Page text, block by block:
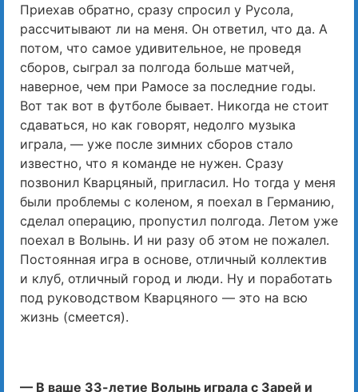
Приехав обратно, сразу спросил у Русола,
рассчитывают ли на меня. Он ответил, что да. А
потом, что самое удивительное, не проведя
сборов, сыграл за полгода больше матчей,
наверное, чем при Рамосе за последние годы.
Вот так вот в футболе бывает. Никогда не стоит
сдаваться, но как говорят, недолго музыка
играла, — уже после зимних сборов стало
известно, что я команде не нужен. Сразу
позвонил Кварцяный, пригласил. Но тогда у меня
были проблемы с коленом, я поехал в Германию,
сделал операцию, пропустил полгода. Летом уже
поехал в Волынь. И ни разу об этом не пожалел.
Постоянная игра в основе, отличный коллектив
и клуб, отличный город и люди. Ну и поработать
под руководством Кварцяного — это на всю
жизнь (смеется).
— В ваше 33-летие Волынь играла с Зарей и